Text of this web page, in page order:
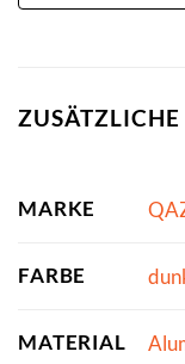
MARKE
FARBE
MATERIAL